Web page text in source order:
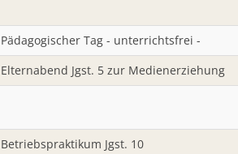
Pädagogischer Tag - unterrichtsfrei -
Elternabend Jgst. 5 zur Medienerziehung
Betriebspraktikum Jgst. 10